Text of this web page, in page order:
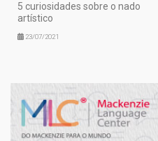
5 curiosidades sobre o nado
artístico
23/07/2021